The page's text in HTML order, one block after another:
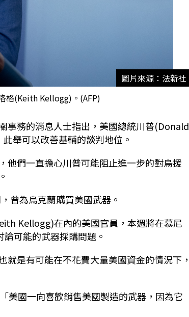
圖片來源：法新社
格(Keith Kellogg)。(AFP)
事務的消息人士指出，美國總統川普(Donald
舉可以改善基輔的談判地位。
他們一直擔心川普可能阻止進一步的對烏援
曾為烏克蘭購買美國武器。
Kellogg)在內的美國官員，本週將在慕尼
可能的武器採購問題。
是有可能在不花費大量美國資金的情況下，
美國一向喜歡銷售美國製造的武器，因為它